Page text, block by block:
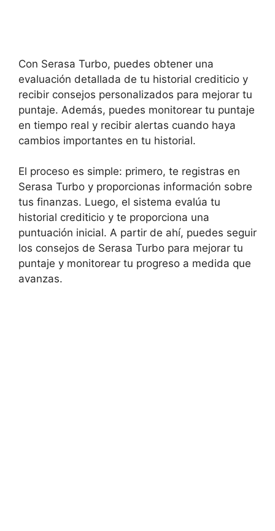
Con Serasa Turbo, puedes obtener una
evaluación detallada de tu historial crediticio y
recibir consejos personalizados para mejorar tu
puntaje. Además, puedes monitorear tu puntaje
en tiempo real y recibir alertas cuando haya
cambios importantes en tu historial.
El proceso es simple: primero, te registras en
Serasa Turbo y proporcionas información sobre
tus finanzas. Luego, el sistema evalúa tu
historial crediticio y te proporciona una
puntuación inicial. A partir de ahí, puedes seguir
los consejos de Serasa Turbo para mejorar tu
puntaje y monitorear tu progreso a medida que
avanzas.